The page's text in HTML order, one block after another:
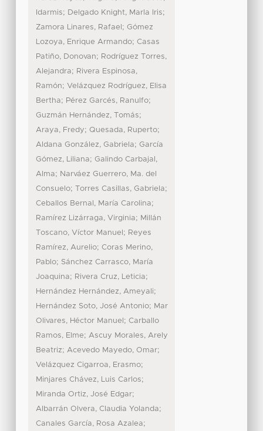
Idarmis; Delgado Knight, Marla Iris;
Zamora Linares, Rafael ; Gómez
Lozoya, Enrique Armando; Casas
Patiño, Donovan; Rodríguez Torres,
Alejandra; Rivera Espinosa,
Ramón; Velázquez Rodríguez, Elisa
Bertha; Pérez Garcés, Ranulfo;
Guzmán Hernández, Tomás;
Araya, Fredy; Quesada, Ruperto;
Aldana González, Gabriela; García
Gómez, Liliana; Galindo Carbajal,
Alma; Narváez Guerrero, Ma. del
Consuelo; Torres Casillas, Gabriela;
Ceballos Bernal, María Carolina;
Ramírez Lizárraga, Virginia; Millán
Toscano, Víctor Manuel ; Reyes
Ramírez, Aurelio; Coras Merino,
Pablo; Sánchez Carrasco, María
Joaquina; Rivera Cruz, Leticia;
Hernández Hernández, Ameyali;
Hernández Soto, José Antonio; Mar
Olivares, Héctor Manuel ; Carballo
Ramos, Elme; Ascuy Morales, Arely
Beatriz; Acevedo Mayedo, Omar;
Velázquez Cigarroa, Erasmo;
Minjares Chávez, Luis Carlos;
Miranda Ortiz, José Edgar;
Albarrán Olvera, Claudia Yolanda;
Canales García, Rosa Azalea;